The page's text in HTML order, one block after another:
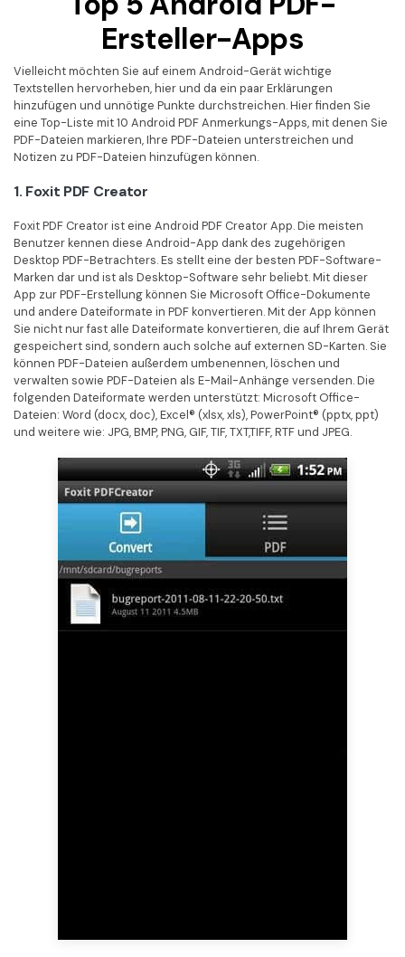
PDF OCR
PDF-Daten extrahieren
PDF freigeben
eSign PDFs rechtmäßig
Branchen
Bildung
IT-Dienstleistung
Rechtliches
Gesundheitswesen
Finanzen
Regierung
Veröffentlichung
Freiberufler
Alle PDF-Funktionen
Kontakt zum Support
Benutzerhandbuch
PDFelement für Windows
PDFelement für Mac
PDFelement für iOS
Mehr erfahren
Bewertungen
Sehen Sie, was unsere Nutzer sagen.
Kostenlose PDF-Vorlagen
Bearbeiten, Drucken und Anpassen von kostenlosen Vorlagen.
PDF-Wissen
PDF-bezogene Informationen, die Sie benötigen.
Download-Zentrum
Laden Sie die leistungsstärksten und einfachsten PDF-Tools
Ersteller-Apps
Vielleicht möchten Sie auf einem Android-Gerät wichtige
Textstellen hervorheben, hier und da ein paar Erklärungen
hinzufügen und unnötige Punkte durchstreichen. Hier finden Sie
eine Top-Liste mit 10 Android PDF Anmerkungs-Apps, mit denen Sie
PDF-Dateien markieren, Ihre PDF-Dateien unterstreichen und
Notizen zu PDF-Dateien hinzufügen können.
1. Foxit PDF Creator
Foxit PDF Creator ist eine Android PDF Creator App. Die meisten
Benutzer kennen diese Android-App dank des zugehörigen
Desktop PDF-Betrachters. Es stellt eine der besten PDF-Software-
Marken dar und ist als Desktop-Software sehr beliebt. Mit dieser
App zur PDF-Erstellung können Sie Microsoft Office-Dokumente
und andere Dateiformate in PDF konvertieren. Mit der App können
Sie nicht nur fast alle Dateiformate konvertieren, die auf Ihrem Gerät
gespeichert sind, sondern auch solche auf externen SD-Karten. Sie
können PDF-Dateien außerdem umbenennen, löschen und
verwalten sowie PDF-Dateien als E-Mail-Anhänge versenden. Die
folgenden Dateiformate werden unterstützt: Microsoft Office-
Dateien: Word (docx, doc), Excel® (xlsx, xls), PowerPoint® (pptx, ppt)
und weitere wie: JPG, BMP, PNG, GIF, TIF, TXT,TIFF, RTF und JPEG.